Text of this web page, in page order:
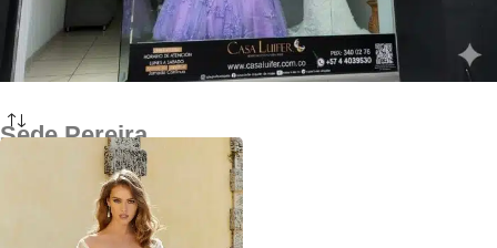
Sede Pereira